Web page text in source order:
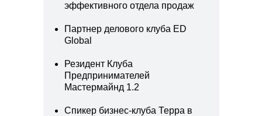
эффективного отдела продаж
Партнер делового клуба ED
Global
Резидент Клуба
Предпринимателей
Мастермайнд 1.2
Спикер бизнес-клуба Терра в